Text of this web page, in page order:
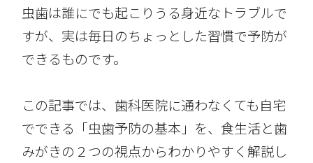
虫歯は誰にでも起こりうる身近なトラブルで
すが、実は毎日のちょっとした習慣で予防が
できるものです。
この記事では、歯科医院に通わなくても自宅
でできる「虫歯予防の基本」を、食生活と歯
みがきの２つの視点からわかりやすく解説し